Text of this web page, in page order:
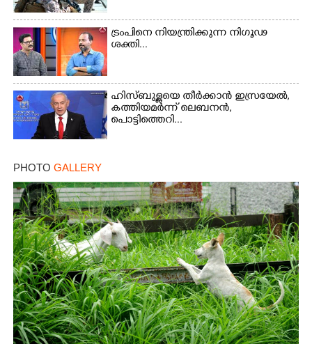
ട്രംപിനെ നിയന്ത്രിക്കുന്ന നിഗൂഢ
ശക്തി...
ഹിസ്ബുള്ളയെ തീർക്കാൻ ഇസ്രയേൽ,
കത്തിയമർന്ന് ലെബനൻ,
പൊട്ടിത്തെറി...
PHOTO GALLERY